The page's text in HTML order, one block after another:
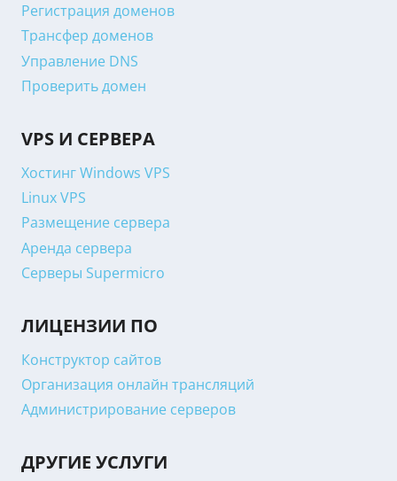
Регистрация доменов
Трансфер доменов
Управление DNS
Проверить домен
VPS И СЕРВЕРА
Хостинг Windows VPS
Linux VPS
Размещение сервера
Аренда сервера
Серверы Supermicro
ЛИЦЕНЗИИ ПО
Конструктор сайтов
Организация онлайн трансляций
Администрирование серверов
ДРУГИЕ УСЛУГИ